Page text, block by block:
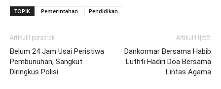
TOPIK Pemerintahan Pendidikan
Artikulli paraprak
Belum 24 Jam Usai Peristiwa
Pembunuhan, Sangkut
Diringkus Polisi
Artikulli tjetër
Dankormar Bersama Habib
Luthfi Hadiri Doa Bersama
Lintas Agama